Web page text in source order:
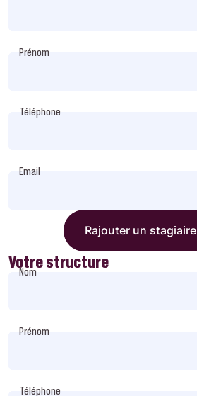
Prénom
Téléphone
Email
Rajouter un stagiaire
Votre structure
Nom
Prénom
Téléphone